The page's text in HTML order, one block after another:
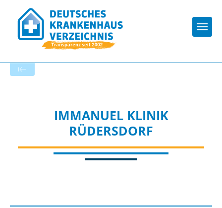
IMMANUEL KLINIK
RÜDERSDORF